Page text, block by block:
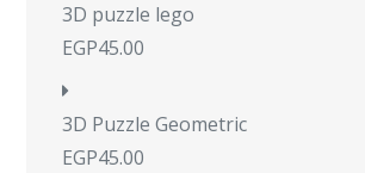
3D puzzle lego
EGP45.00
3D Puzzle Geometric
EGP45.00